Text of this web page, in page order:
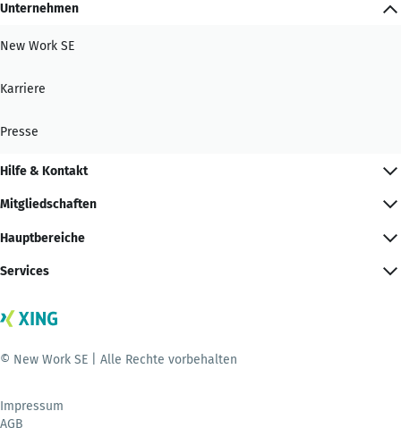
Unternehmen
New Work SE
Karriere
Presse
Hilfe & Kontakt
Mitgliedschaften
Hauptbereiche
Services
© New Work SE | Alle Rechte vorbehalten
Impressum
AGB